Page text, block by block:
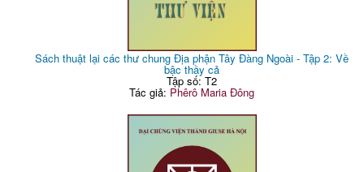
Sách thuật lại các thư chung Địa phận Tây Đàng Ngoài - Tập 2: Về
bậc thầy cả
Tập số: T2
Tác giả: Phêrô Maria Đông